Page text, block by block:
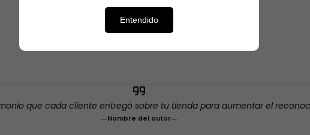
Testimonios
que cada cliente entregó sobre tu tienda para aumentar el
Nombre del autor
Entendido